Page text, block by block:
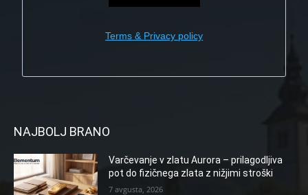
Terms & Privacy policy
NAJBOLJ BRANO
Varčevanje v zlatu Aurora – prilagodljiva
pot do fizičnega zlata z nižjimi stroški
7 avgusta, 2026